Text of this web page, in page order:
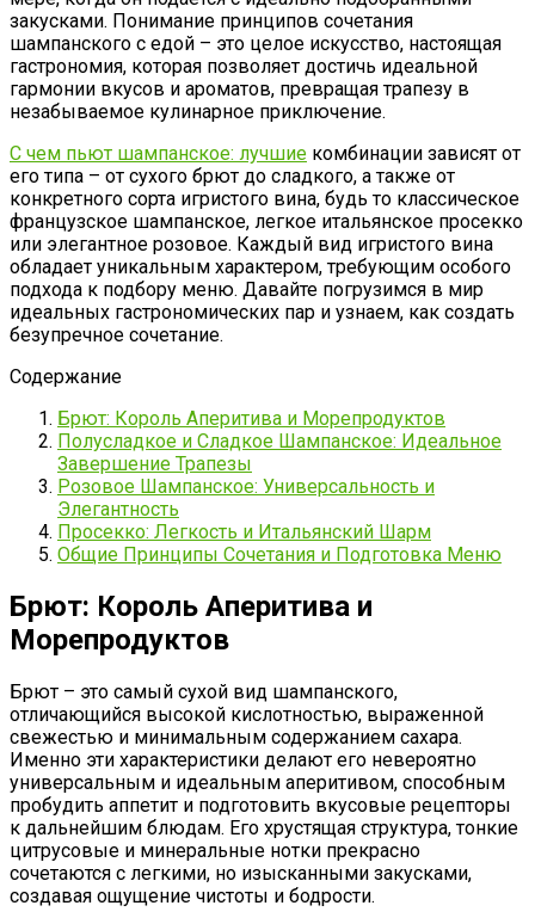
закусками. Понимание принципов сочетания
шампанского с едой – это целое искусство, настоящая
гастрономия, которая позволяет достичь идеальной
гармонии вкусов и ароматов, превращая трапезу в
незабываемое кулинарное приключение.
С чем пьют шампанское: лучшие комбинации зависят от
его типа – от сухого брют до сладкого, а также от
конкретного сорта игристого вина, будь то классическое
французское шампанское, легкое итальянское просекко
или элегантное розовое. Каждый вид игристого вина
обладает уникальным характером, требующим особого
подхода к подбору меню. Давайте погрузимся в мир
идеальных гастрономических пар и узнаем, как создать
безупречное сочетание.
Содержание
Брют: Король Аперитива и Морепродуктов
Полусладкое и Сладкое Шампанское: Идеальное
Завершение Трапезы
Розовое Шампанское: Универсальность и
Элегантность
Просекко: Легкость и Итальянский Шарм
Общие Принципы Сочетания и Подготовка Меню
Брют: Король Аперитива и
Морепродуктов
Брют – это самый сухой вид шампанского,
отличающийся высокой кислотностью, выраженной
свежестью и минимальным содержанием сахара.
Именно эти характеристики делают его невероятно
универсальным и идеальным аперитивом, способным
пробудить аппетит и подготовить вкусовые рецепторы
к дальнейшим блюдам. Его хрустящая структура, тонкие
цитрусовые и минеральные нотки прекрасно
сочетаются с легкими, но изысканными закусками,
создавая ощущение чистоты и бодрости.